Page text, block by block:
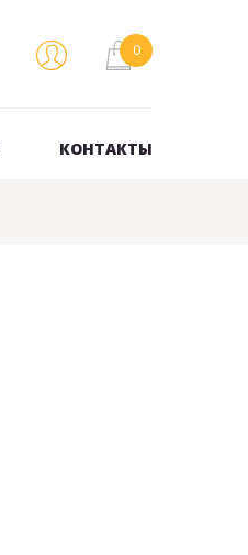
КОНТАКТЫ